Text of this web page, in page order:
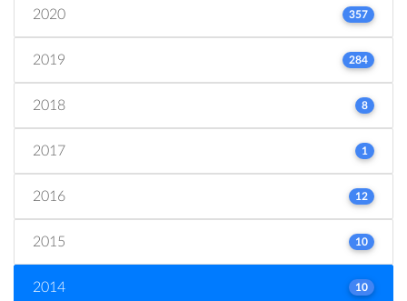
2020 357
2019 284
2018 8
2017 1
2016 12
2015 10
2014 10